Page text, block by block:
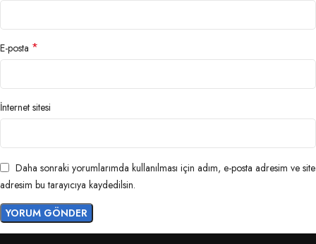
E-posta *
İnternet sitesi
Daha sonraki yorumlarımda kullanılması için adım, e-posta adresim ve site
adresim bu tarayıcıya kaydedilsin.